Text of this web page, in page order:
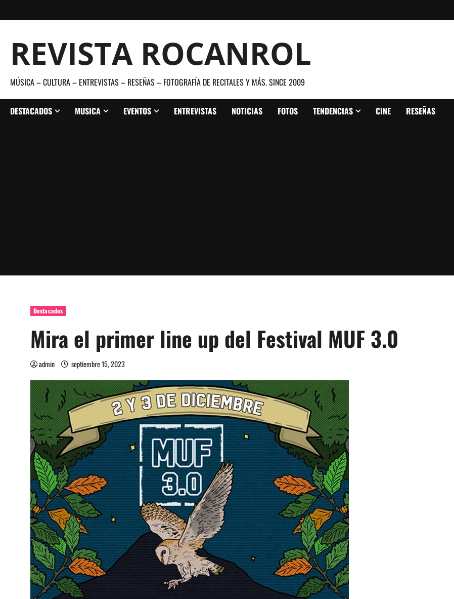
al
REVISTA ROCANROL
MÚSICA – CULTURA – ENTREVISTAS – RESEÑAS – FOTOGRAFÍA DE RECITALES Y MÁS. SINCE 2009
DESTACADOS MUSICA EVENTOS ENTREVISTAS NOTICIAS FOTOS TENDENCIAS CINE RESEÑAS
Destacados
Mira el primer line up del Festival MUF 3.0
admin septiembre 15, 2023